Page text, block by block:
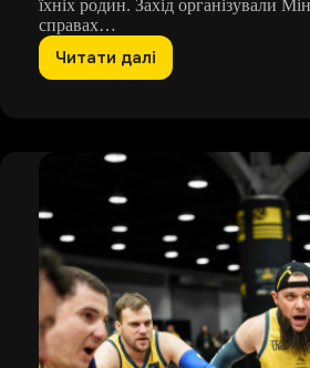
їхніх родин. Захід організували
справах…
Читати далі
«День
об’єднав
ветеранів,
громаду
та
експертів
навколо
розвитку
ветеранського
спорту